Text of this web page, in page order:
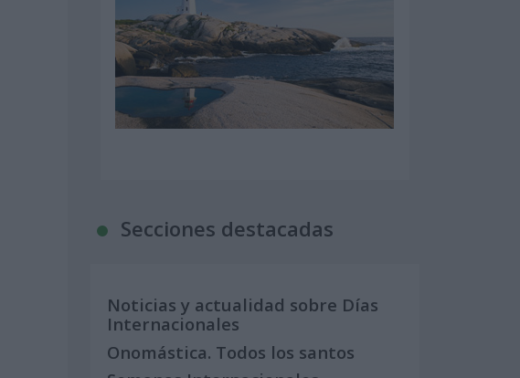
Secciones destacadas
Noticias y actualidad sobre Días
Internacionales
Onomástica. Todos los santos